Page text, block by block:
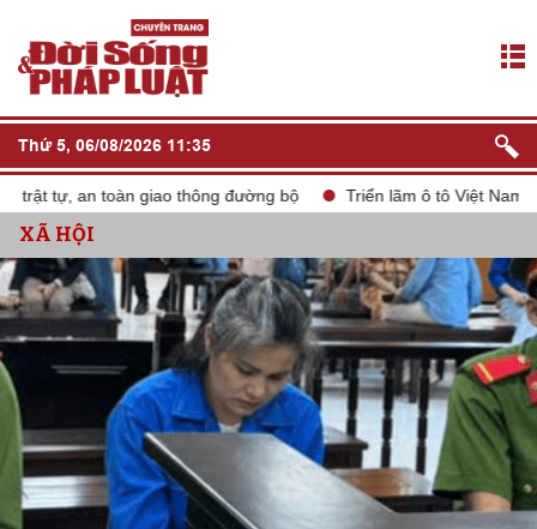
Thứ 5, 06/08/2026 11:35
tự, an toàn giao thông đường bộ Triển lãm ô tô Việt Nam VMS
XÃ HỘI